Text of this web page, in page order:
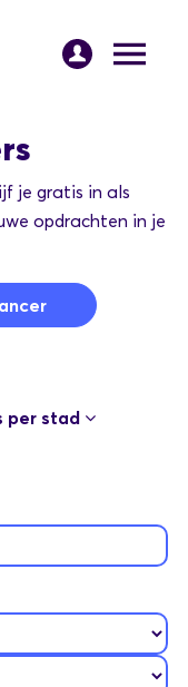
je gratis in als
opdrachten in je
per stad